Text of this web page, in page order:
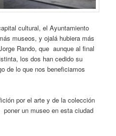
cultural, el Ayuntamiento
museos, y ojalá hubiera más
Rando, que aunque al final
los dos han cedido su
de lo que nos beneficiamos
por el arte y de la colección
un museo en esta ciudad